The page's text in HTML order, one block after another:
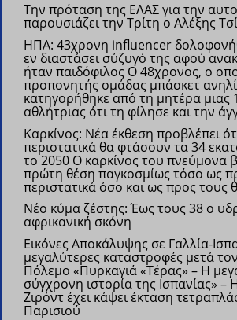
Την πρόταση της ΕΛΑΣ για την
παρουσιάζει την Τρίτη ο Αλέξης
ΗΠΑ: 43χρονη influencer
εν διαστάσει σύζυγό της αφού
ήταν παιδόφιλος Ο 48χρονος, ο
προπονητής ομάδας μπάσκετ
κατηγορήθηκε από τη μητέρα μιας
αθλήτριας ότι τη φίλησε και την
Καρκίνος: Νέα έκθεση προβλέπει
περιστατικά θα φτάσουν τα 34
το 2050 Ο καρκίνος του πνεύμονα
πρώτη θέση παγκοσμίως τόσο ως
περιστατικά όσο και ως προς τους
Νέο κύμα ζέστης: Έως τους 38 ο
αφρικανική σκόνη
Εικόνες Αποκάλυψης σε Γαλλία-
μεγαλύτερες καταστροφές μετά
Πόλεμο «Πυρκαγιά «Τέρας» – Η
σύγχρονη ιστορία της Ισπανίας» –
Ζιρόντ έχει κάψει έκταση
Παρισιού